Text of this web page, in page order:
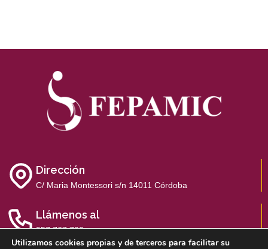
Dirección
C/ Maria Montessori s/n 14011 Córdoba
Llámenos al
957 767 700
Utilizamos cookies propias y de terceros para facilitar su